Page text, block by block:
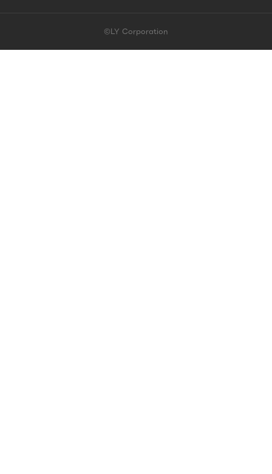
©LY Corporation
このコンテンツは掲載が終了しました | LINE占い